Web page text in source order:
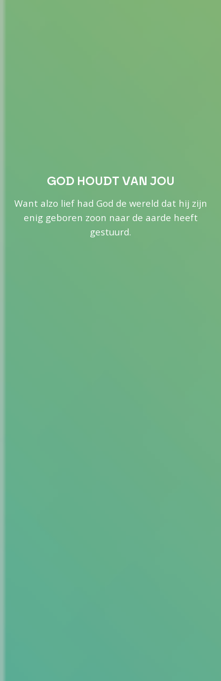
GOD HOUDT VAN JOU
Want alzo lief had God de wereld dat hij zijn
enig geboren zoon naar de aarde heeft
gestuurd.